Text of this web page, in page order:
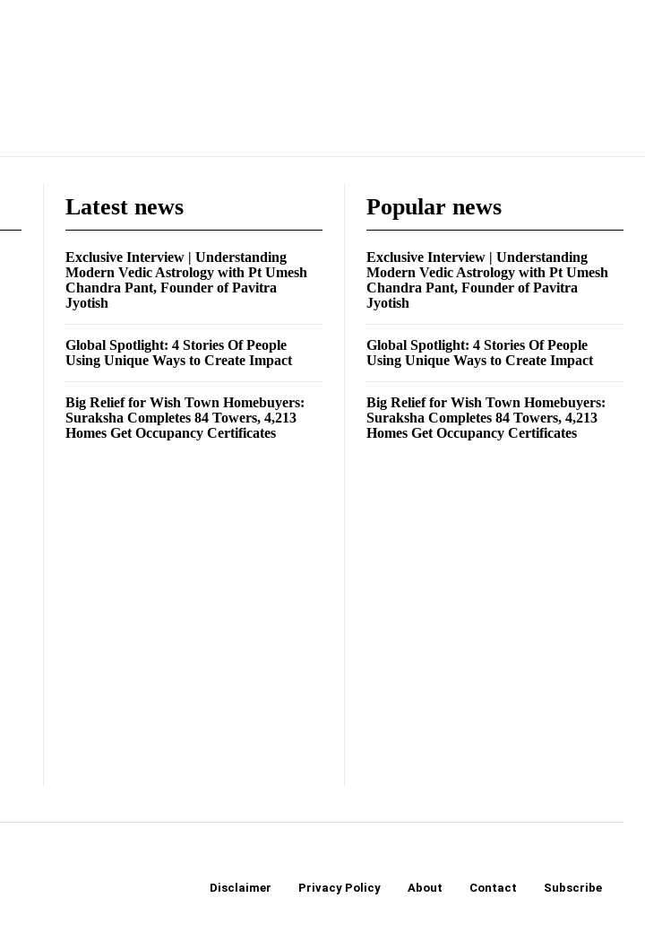
Latest news
Exclusive Interview | Understanding
Modern Vedic Astrology with Pt Umesh
Chandra Pant, Founder of Pavitra
Jyotish
Global Spotlight: 4 Stories Of People
Using Unique Ways to Create Impact
Big Relief for Wish Town Homebuyers:
Suraksha Completes 84 Towers, 4,213
Homes Get Occupancy Certificates
Popular news
Exclusive Interview | Understanding
Modern Vedic Astrology with Pt Umesh
Chandra Pant, Founder of Pavitra
Jyotish
Global Spotlight: 4 Stories Of People
Using Unique Ways to Create Impact
Big Relief for Wish Town Homebuyers:
Suraksha Completes 84 Towers, 4,213
Homes Get Occupancy Certificates
Disclaimer Privacy Policy About Contact Subscribe